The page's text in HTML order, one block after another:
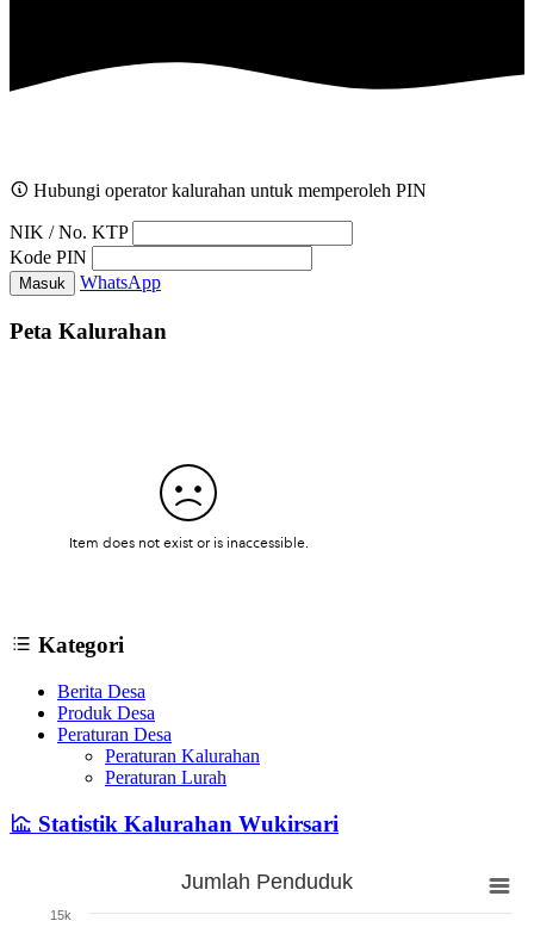
Hubungi operator kalurahan untuk memperoleh PIN
NIK / No. KTP
Kode PIN
Masuk WhatsApp
Peta Kalurahan
Kategori
Berita Desa
Produk Desa
Peraturan Desa
Peraturan Kalurahan
Peraturan Lurah
Statistik Kalurahan Wukirsari
Jumlah Penduduk
15k